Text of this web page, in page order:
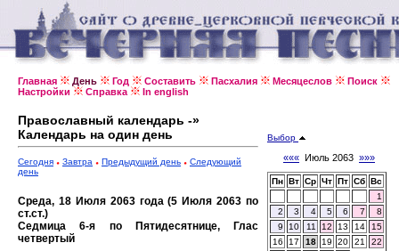
Главная День Год Составить Пасхалия Месяцеслов
Поиск
Настройки
Справка In english
Православный календарь -»
Календарь на один день
Сегодня Завтра Предыдущий день
Следующий
день
Среда, 18 Июля 2063 года (5 Июля 2063 по
ст.ст.)
Седмица 6-я по Пятидесятнице, Глас
четвертый
Выбор
««« Июль 2063 »»»
Пн Вт Ср Чт Пт Сб Вс
1
2
3 4 5 6 7
8
9
10 11 12 13 14
15
16
17 18 19 20 21
22